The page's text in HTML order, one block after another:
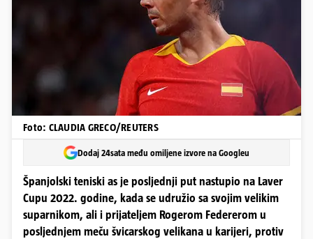
Foto: CLAUDIA GRECO/REUTERS
Dodaj 24sata među omiljene izvore na Googleu
Španjolski teniski as je posljednji put nastupio na Laver
Cupu 2022. godine, kada se udružio sa svojim velikim
suparnikom, ali i prijateljem Rogerom Federerom u
posljednjem meču švicarskog velikana u karijeri, protiv